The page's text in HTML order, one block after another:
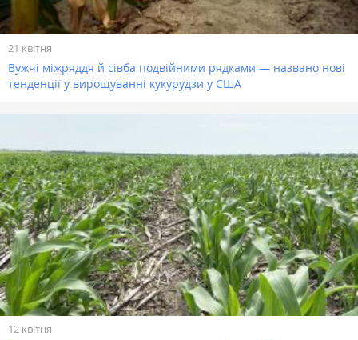
21 квітня
Вужчі міжряддя й сівба подвійними рядками — названо нові
тенденції у вирощуванні кукурудзи у США
12 квітня